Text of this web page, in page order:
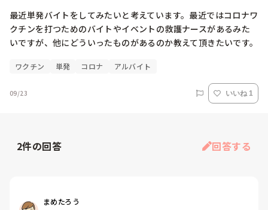
最近単発バイトをしてみたいと考えています。最近ではコロナワ
クチンを打つためのバイトやイベントの救護ナースがあるみた
いですが、他にどういったものがあるのか教えて頂きたいです。
ワクチン 単発 コロナ アルバイト
09/23 いいね 1
2件の回答 回答する
まめたろう